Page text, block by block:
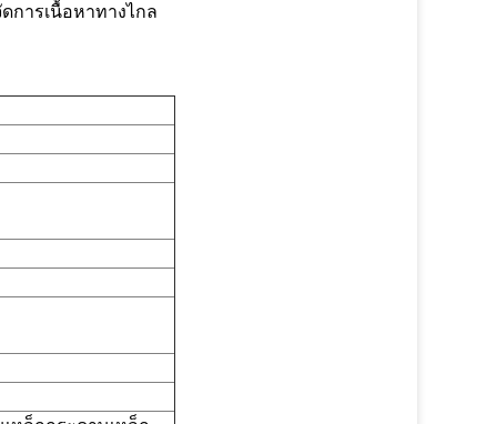
การเนื้อหาทางไกล